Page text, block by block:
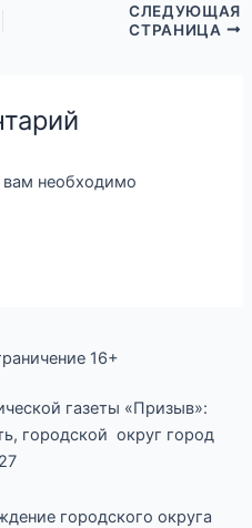
СЛЕДУЮЩАЯ
СТРАНИЦА
необходимо
16+
газеты «Призыв»:
городской округ город
городского округа